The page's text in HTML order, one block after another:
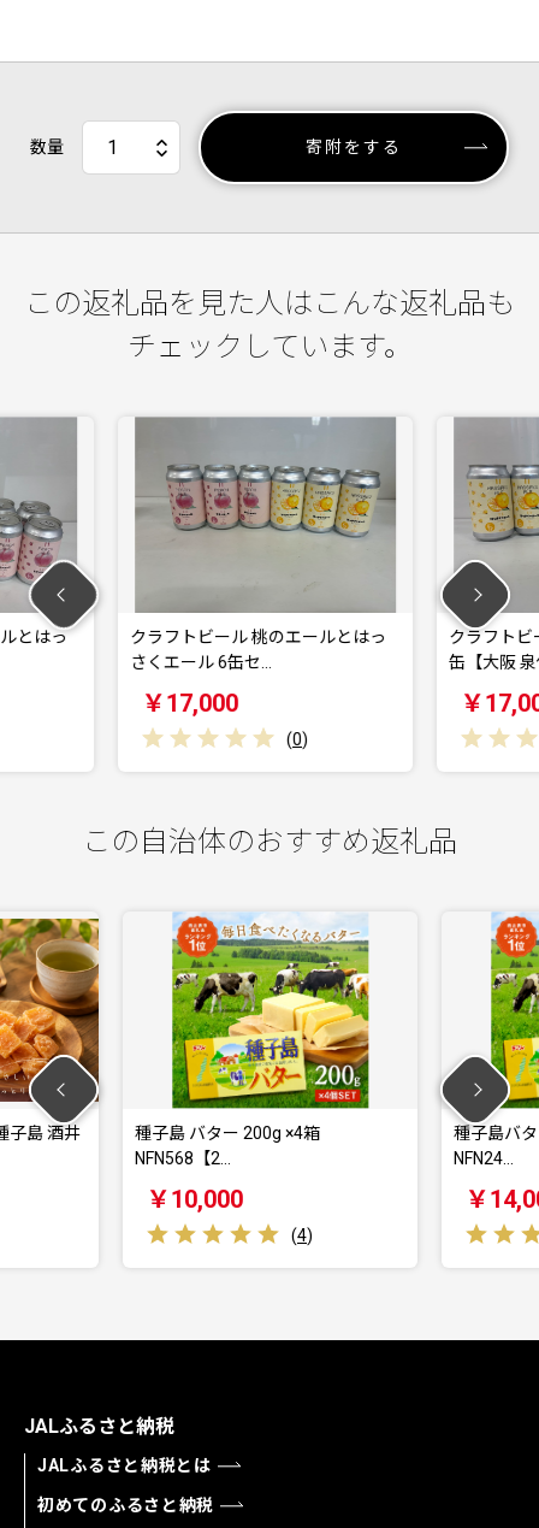
数量 寄附をする
この返礼品を見た人はこんな返礼品も
チェックしています。
桃のエールとはっ
クラフトビール はっさくのエール 6
缶【大阪 泉佐…
￥17,000
この自治体のおすすめ返礼品
バター 200g ×4箱
種子島バター 200ｇ×6箱 セット
JALふるさと納税
JALふるさと納税とは
初めてのふるさと納税